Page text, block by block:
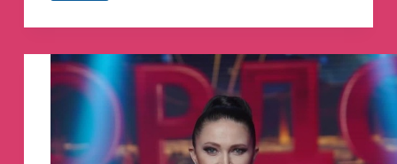
Турецкий
Телеграм
канал